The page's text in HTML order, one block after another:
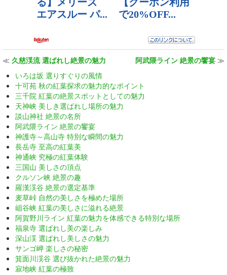
≪ 久慈渓流 選ばれし絶景の魅力 阿武隈ライン 絶景の饗宴 ≫
いろは坂 選りすぐりの風情
十可苑 秋の紅葉探求の魅力的なポイント
三千院 紅葉の絶景スポットとしての魅力
天神峡 美しき選ばれし場所の魅力
談山神社 絶景の名所
阿武隈ライン 絶景の饗宴
神護寺～高山寺 特別な瞬間の魅力
長岳寺 至高の紅葉美
神通峡 究極の紅葉体験
三国山 美しさの頂点
クルソン峡 絶景の趣
羅漢渓谷 絶景の選定基準
麦草峠 自然の美しさを極めた場所
岨谷峡 紅葉の美しさに溢れる絶景
阿賀野川ライン 紅葉の魅力を体感できる特別な場所
福泉寺 選ばれし美の楽しみ
深山渓 選ばれし美しさの魅力
サンゴ岬 楽しさの秘密
箕面川渓谷 選び抜かれた絶景の魅力
寂地峡 紅葉の極致